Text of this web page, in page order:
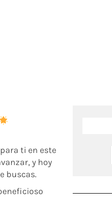
ti en este
y hoy
buscas.